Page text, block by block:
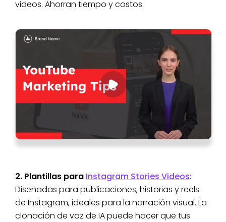
videos. Ahorran tiempo y costos.
2. Plantillas para Instagram Stories Videos:
Diseñadas para publicaciones, historias y reels
de Instagram, ideales para la narración visual. La
clonación de voz de IA puede hacer que tus